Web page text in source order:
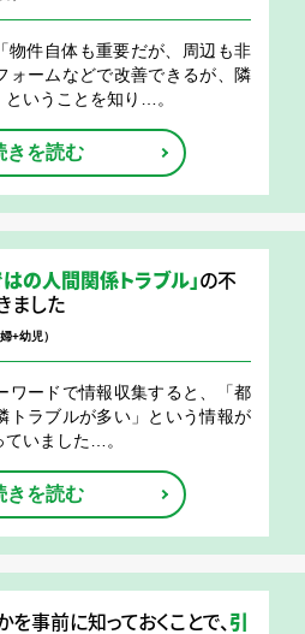
物件自体も重要だが、周辺も非
ォームなどで改善できるが、隣
いうことを知り…。
きを読む
はの人間関係トラブル」の不
ました
婦+幼児）
ワードで情報収集すると、「都
トラブルが多い」という情報が
いました…。
きを読む
事前に知っておくことで、引